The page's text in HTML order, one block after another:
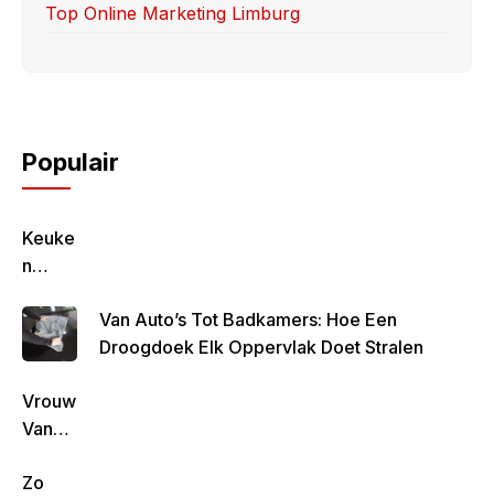
Top Online Marketing Limburg
Populair
Keuke
N
–
Gezon
Lekke
R &
L
Van Auto’s Tot Badkamers: Hoe Een
Droogdoek Elk Oppervlak Doet Stralen
Vrouw
Van
De
Zo